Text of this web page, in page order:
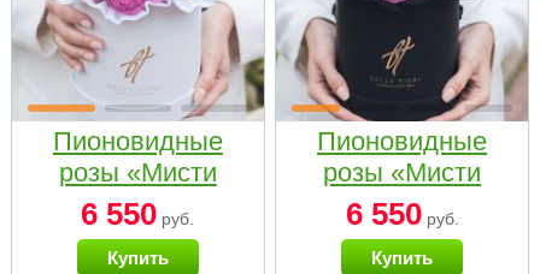
Пионовидные
розы «Мисти
бабблс» в белой
коробке Small
6 550 руб.
Купить
Пионовидные
розы «Мисти
бабблс» в
черной коробке
Small
6 550руб.
Купить